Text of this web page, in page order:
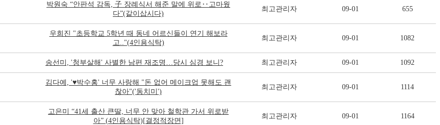
박원숙 “안판석 감독, 子 장례식서 해준 말에 위로‥고마웠
다”(같이삽시다)
최고관리자 09-01 655
우희진 "초등학교 5학년 때 동네 어르신들이 연기 해보라
고.."(4인용식탁)
최고관리자 09-01 1082
송선미, '청부살해' 사별한 남편 재조명…당시 심경 보니? 최고관리자 09-01 1092
김다예, '♥박수홍' 너무 사랑해 "돈 없어 메이크업 못해도 괜
찮아"('동치미')
최고관리자 09-01 1114
고은미 “41세 출산 큰딸, 너무 안 맞아 철학관 가서 위로받
아” (4인용식탁)[결정적장면]
최고관리자 09-01 1164